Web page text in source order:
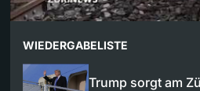
WIEDERGABELISTE
Trump sorgt am